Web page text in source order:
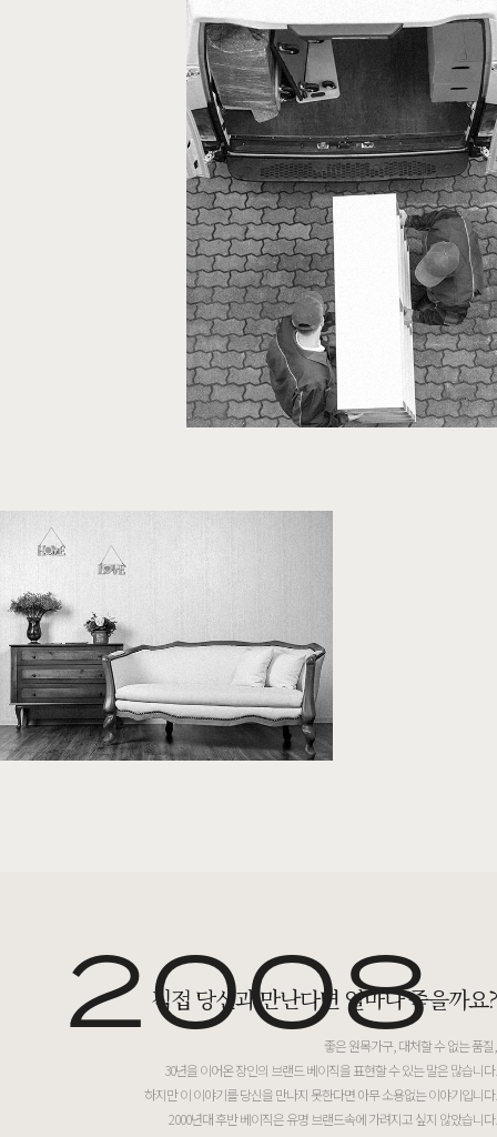
2008
직접 당신과 만난다면 얼마나 좋을까요?
좋은 원목가구, 대처할 수 없는 품질,
30년을 이어온 장인의 브랜드 베이직을 표현할 수 있는 말은 많습니다.
하지만 이 이야기를 당신을 만나지 못한다면 아무 소용없는 이야기입니다.
2000년대 후반 베이직은 유명 브랜드속에 가려지고 싶지 않았습니다.